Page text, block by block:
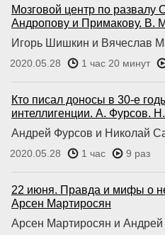
Мозговой центр по развалу
Андропову и Примакову. В.
Игорь Шишкин и Вячеслав
2020.05.28 1 час 20 минут
Кто писал доносы в 30-е
интеллигенции. А. Фурсов.
Андрей Фурсов и Николай
2020.05.28 1 час 9 раз
22 июня. Правда и мифы о
Арсен Мартиросян
Арсен Мартиросян и